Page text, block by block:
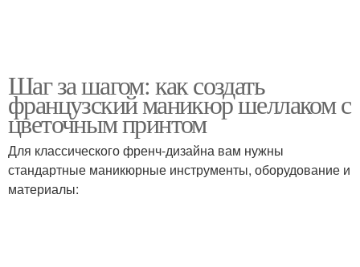
Шаг за шагом: как создать
французский маникюр шеллаком с
цветочным принтом
Для классического френч-дизайна вам нужны
стандартные маникюрные инструменты, оборудование и
материалы: